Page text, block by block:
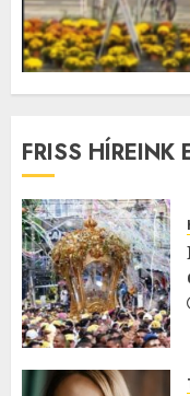
FRISS HÍREINK